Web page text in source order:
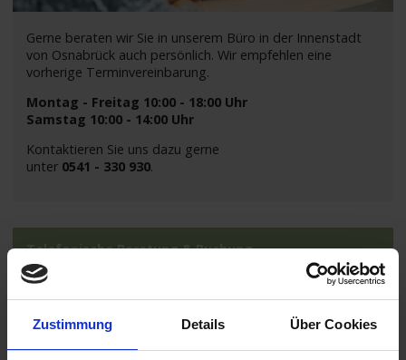
Zustimmung Details Über Cookies
Gerne beraten wir Sie in unserem Büro in der Innenstadt
von Osnabrück auch persönlich. Wir empfehlen eine
vorherige Terminvereinbarung.
Montag - Freitag 10:00 - 18:00 Uhr
Samstag 10:00 - 14:00 Uhr
Kontaktieren Sie uns dazu gerne
unter0541 - 330 930.
Telefonische Beratung & Buchung